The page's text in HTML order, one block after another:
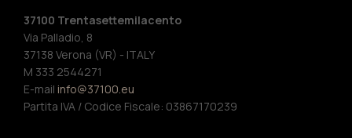
37100 Trentasettemilacento
Via Palladio, 8
37138 Verona (VR) - ITALY
M 333 2544271
E-mail info@37100.eu
Partita IVA / Codice Fiscale: 03867170239